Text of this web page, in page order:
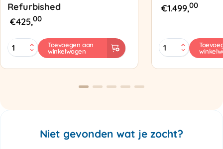
Refurbished
€425,00
MINI
PAK'R
Refurbished
Toevoegen aan
winkelwagen
€1.499,00
Zapak
ZP97
aantal
Niet gevonden wat je zocht?